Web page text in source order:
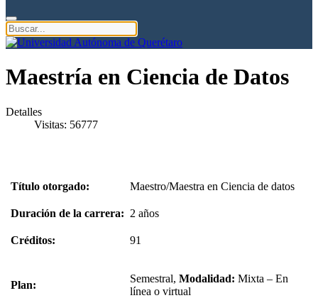
Maestría en Ciencia de Datos
Detalles
Visitas: 56777
Título otorgado: Maestro/Maestra en Ciencia de datos
Duración de la carrera: 2 años
Créditos: 91
Plan:
Semestral, Modalidad: Mixta – En
línea o virtual